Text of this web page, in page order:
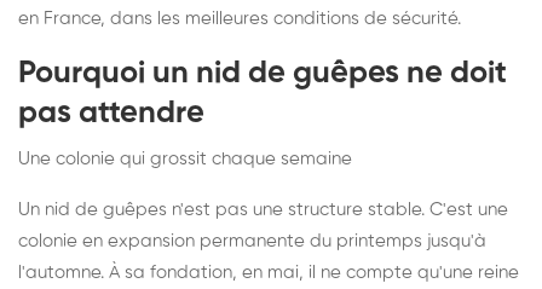
en France, dans les meilleures conditions de sécurité.
Pourquoi un nid de guêpes ne doit
pas attendre
Une colonie qui grossit chaque semaine
Un nid de guêpes n'est pas une structure stable. C'est une
colonie en expansion permanente du printemps jusqu'à
l'automne. À sa fondation, en mai, il ne compte qu'une reine